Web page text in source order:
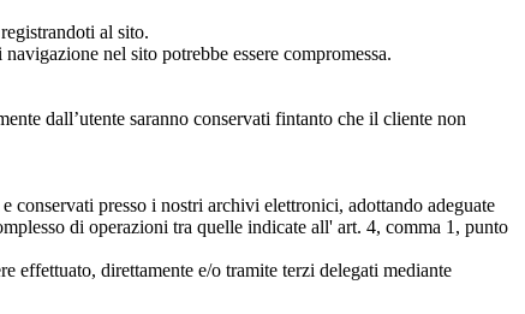
al sito.
nel sito potrebbe essere compromessa.
dall’utente saranno conservati fintanto che il cliente non
presso i nostri archivi elettronici, adottando adeguate
di operazioni tra quelle indicate all' art. 4, comma 1, punto
effettuato, direttamente e/o tramite terzi delegati mediante